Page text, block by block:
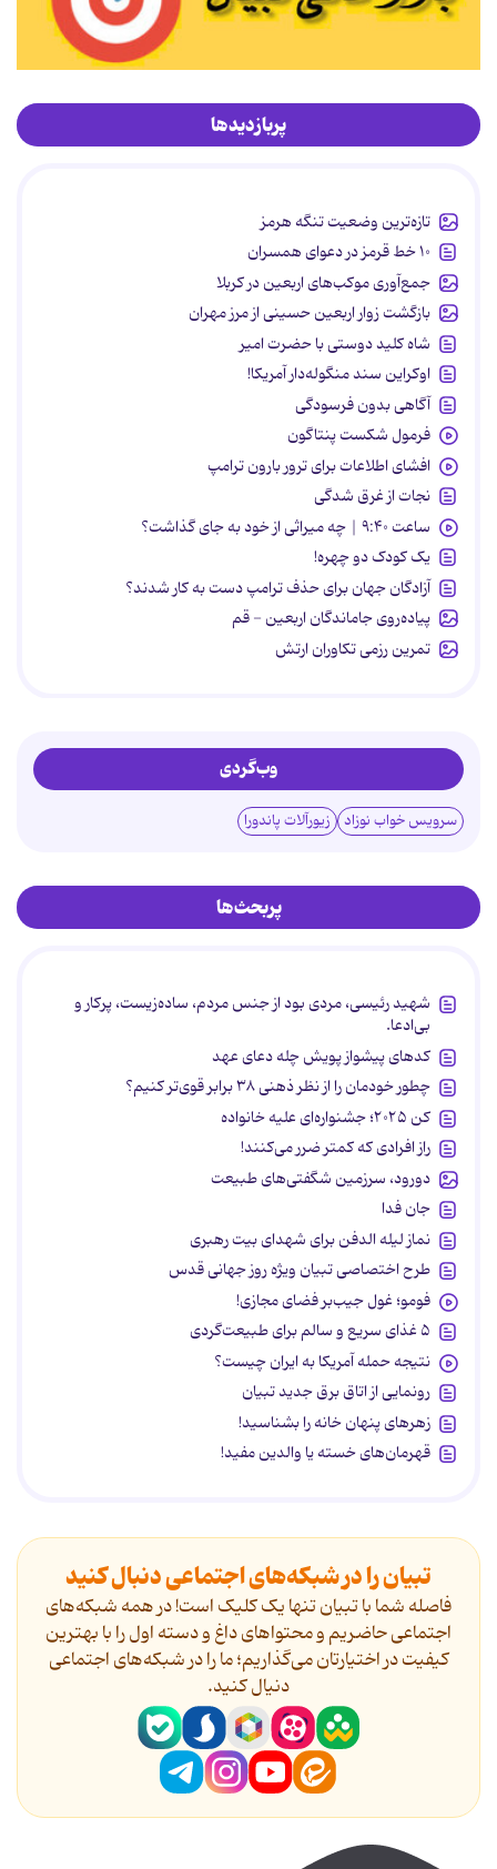
پربازدیدها
تازه‌ترین وضعیت تنگه هرمز
۱۰ خط قرمز در دعوای همسران
جمع‌آوری موکب‌های اربعین در کربلا
بازگشت زوار اربعین حسینی از مرز مهران
شاه کلید دوستی با حضرت امیر
اوکراین سند منگوله‌دار آمریکا!
آگاهی بدون فرسودگی
فرمول شکست پنتاگون
افشای اطلاعات برای ترور بارون ترامپ
نجات از غرق شدگی
ساعت ۹:۴۰ | چه میراثی از خود به جای گذاشت؟
یک کودک دو چهره!
آزادگان جهان برای حذف ترامپ دست به کار شدند؟
پیاده‌روی جاماندگان اربعین - قم
تمرین رزمی تکاوران ارتش
وب‌گردی
سرویس خواب نوزاد زیورآلات پاندورا
پربحث‌ها
شهید رئیسی، مردی بود از جنس مردم، ساده‌زیست، پرکار و
بی‌ادعا.
کدهای پیشواز پویش چله دعای عهد
چطور خودمان را از نظر ذهنی ۳۸ برابر قوی‌تر کنیم؟
کن ۲۰۲۵؛ جشنواره‌ای علیه خانواده
راز افرادی که کمتر ضرر می‌کنند!
دورود، سرزمین شگفتی‌های طبیعت
جان فدا
نماز لیله الدفن برای شهدای بیت رهبری
طرح اختصاصی تبیان ویژه روز جهانی قدس
فومو؛ غول جیب‌بر فضای مجازی!
۵ غذای سریع و سالم برای طبیعت‌گردی
نتیجه حمله آمریکا به ایران چیست؟
رونمایی از اتاق برق جدید تبیان
زهرهای پنهان خانه را بشناسید!
قهرمان‌های خسته یا والدین مفید!
تبیان را در شبکه‌های اجتماعی دنبال کنید
فاصله شما با تبیان تنها یک کلیک است! در همه شبکه‌های
اجتماعی حاضریم و محتواهای داغ و دسته اول را با بهترین
کیفیت در اختیارتان می‌گذاریم؛ ما را در شبکه‌های اجتماعی
دنیال کنید.